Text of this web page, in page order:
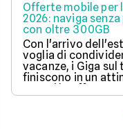
Offerte mobile per
2026: naviga
con oltre 300GB
Con l'arrivo
voglia di
vacanze, i Giga sul
finiscono in un
Scopri le offerte
telefoniche di
per navigare veloci
con tantissimi